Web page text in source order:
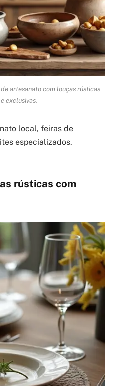
artesanato com louças rústicas
exclusivas.
local, feiras de
especializados.
rústicas com